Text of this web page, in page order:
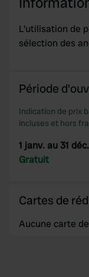
L'utilisation de
sélection des
Période
Indication de prix
incluses et hors
1 janv. au 31 déc.
Gratuit
Cartes de
Aucune carte